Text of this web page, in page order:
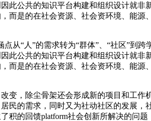
此公共的知识平台构建和组织设计就
而是的在社会资源、社会资环境、能
“人”的需求转为“群体”、“社区”到跨
此公共的知识平台构建和组织设计就
而是的在社会资源、社会资环境、能
，除尘骨架还会形成新的项目和工作
民的需求，同时又为社动社区的发展
积的回馈platform社会创新所解决的问